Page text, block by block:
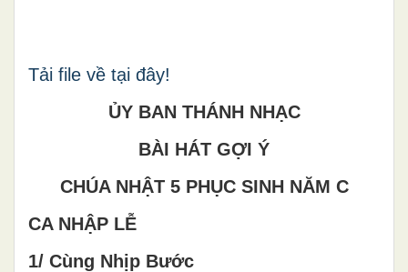
Tải file về tại đây!
ỦY BAN THÁNH NHẠC
BÀI HÁT GỢI Ý
CHÚA NHẬT 5 PHỤC SINH NĂM C
CA NHẬP LỄ
1/ Cùng Nhịp Bước